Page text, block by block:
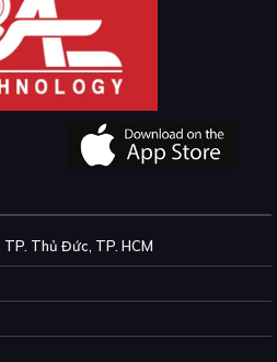
TP. Thủ Đức, TP. HCM